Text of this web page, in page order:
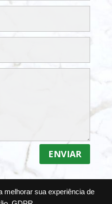
melhorar sua experiência de
ENVIAR